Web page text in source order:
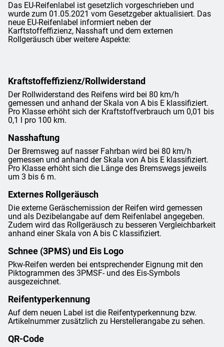
Das EU-Reifenlabel ist gesetzlich vorgeschrieben und
wurde zum 01.05.2021 vom Gesetzgeber aktualisiert. Das
neue EU-Reifenlabel informiert neben der
Karftstoffeffizienz, Nasshaft und dem externen
Rollgeräusch über weitere Aspekte:
Kraftstoffeffizienz/Rollwiderstand
Der Rollwiderstand des Reifens wird bei 80 km/h
gemessen und anhand der Skala von A bis E klassifiziert.
Pro Klasse erhöht sich der Kraftstoffverbrauch um 0,01 bis
0,1 l pro 100 km.
Nasshaftung
Der Bremsweg auf nasser Fahrban wird bei 80 km/h
gemessen und anhand der Skala von A bis E klassifiziert.
Pro Klasse erhöht sich die Länge des Bremswegs jeweils
um 3 bis 6 m.
Externes Rollgeräusch
Die externe Geräschemission der Reifen wird gemessen
und als Dezibelangabe auf dem Reifenlabel angegeben.
Zudem wird das Rollgeräusch zu besseren Vergleichbarkeit
anhand einer Skala von A bis C klassifiziert.
Schnee (3PMS) und Eis Logo
Pkw-Reifen werden bei entsprechender Eignung mit den
Piktogrammen des 3PMSF- und des Eis-Symbols
ausgezeichnet.
Reifentyperkennung
Auf dem neuen Label ist die Reifentyperkennung bzw.
Artikelnummer zusätzlich zu Herstellerangabe zu sehen.
QR-Code